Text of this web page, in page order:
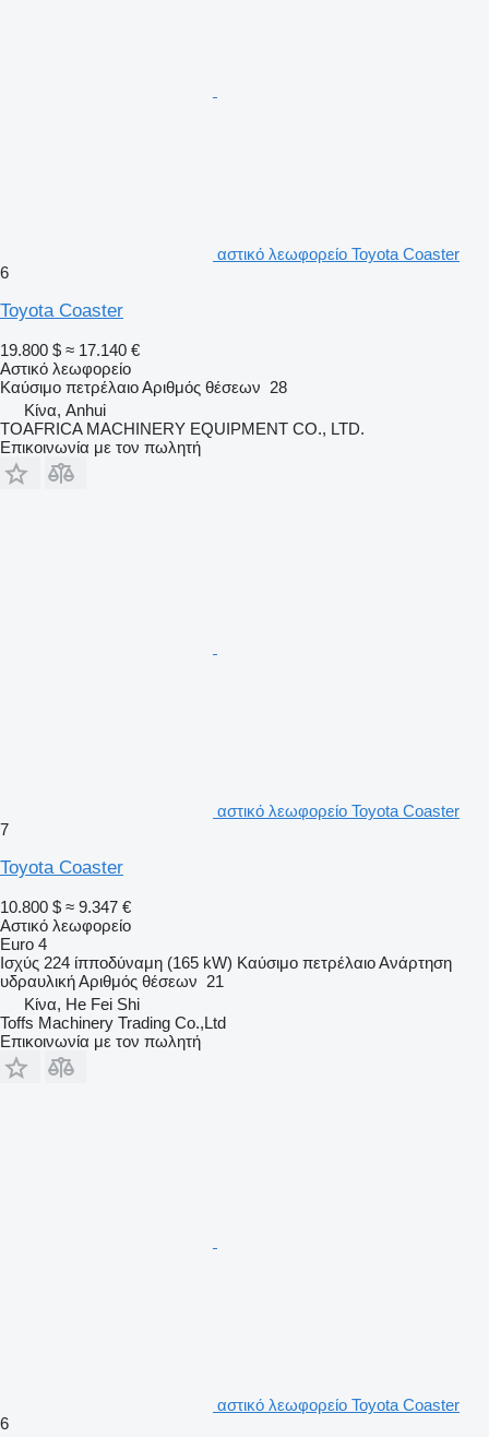
αστικό λεωφορείο Toyota Coaster
6
Toyota Coaster
19.800 $ ≈ 17.140 €
Αστικό λεωφορείο
Καύσιμο πετρέλαιοΑριθμός θέσεων 28
Κίνα, Anhui
TOAFRICA MACHINERY EQUIPMENT CO., LTD.
Επικοινωνία με τον πωλητή
αστικό λεωφορείο Toyota Coaster
7
Toyota Coaster
10.800 $ ≈ 9.347 €
Αστικό λεωφορείο
Euro 4
Ισχύς 224 ίπποδύναμη (165 kW) Καύσιμο πετρέλαιοΑνάρτηση
υδραυλικήΑριθμός θέσεων 21
Κίνα, He Fei Shi
Toffs Machinery Trading Co.,Ltd
Επικοινωνία με τον πωλητή
αστικό λεωφορείο Toyota Coaster
6